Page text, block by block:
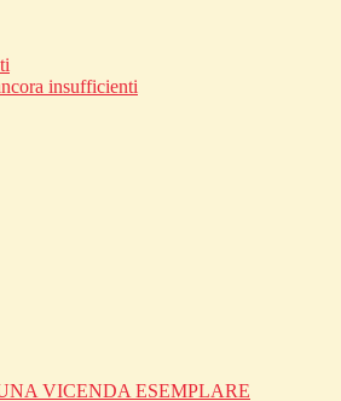
insufficienti
VICENDA ESEMPLARE